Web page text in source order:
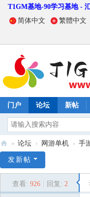
T1GM基地-90学习基地 -
简体中文
繁體中文
门户 论坛 新帖
1
» 论坛 › 网游单机 › 手
发新帖
查看: 926 回复: 2